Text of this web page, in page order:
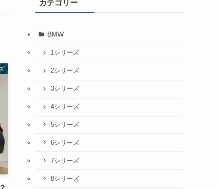
カテゴリー
BMW
1シリーズ
2シリーズ
3シリーズ
4シリーズ
5シリーズ
6シリーズ
7シリーズ
8シリーズ